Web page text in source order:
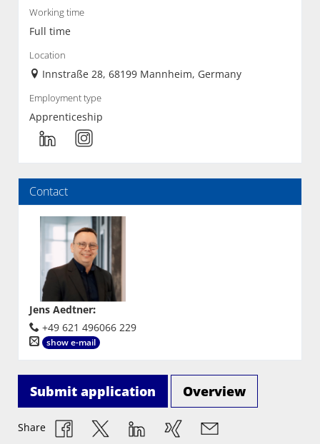
Working time
Full time
Location
Innstraße 28, 68199 Mannheim, Germany
Employment type
Apprenticeship
Contact
Jens Aedtner:
+49 621 496066 229
show e-mail
Submit application Overview
Share